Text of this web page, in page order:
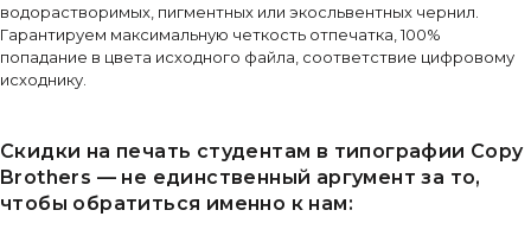
водорастворимых, пигментных или экосльвентных чернил.
Гарантируем максимальную четкость отпечатка, 100%
попадание в цвета исходного файла, соответствие цифровому
исходнику.
Скидки на печать студентам в типографии Copy
Brothers — не единственный аргумент за то,
чтобы обратиться именно к нам: